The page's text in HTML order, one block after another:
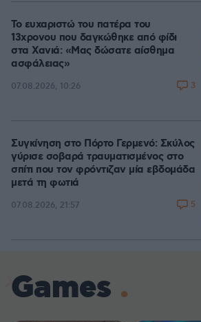
Το ευχαριστώ του πατέρα του
13χρονου που δαγκώθηκε από φίδι
στα Χανιά: «Μας δώσατε αίσθημα
ασφάλειας»
07.08.2026, 10:26 3
Συγκίνηση στο Πόρτο Γερμενό: Σκύλος
γύρισε σοβαρά τραυματισμένος στο
σπίτι που τον φρόντιζαν μία εβδομάδα
μετά τη φωτιά
07.08.2026, 21:57 5
Games